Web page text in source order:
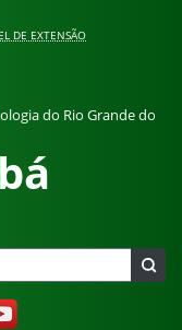
DE EXTENSÃO
do Rio Grande do